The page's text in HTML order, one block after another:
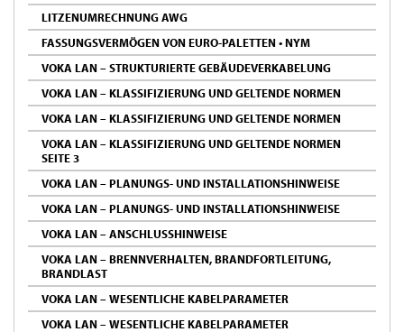
LITZENUMRECHNUNG AWG
FASSUNGSVERMÖGEN VON EURO-PALETTEN • NYM
VOKA LAN – STRUKTURIERTE GEBÄUDEVERKABELUNG
VOKA LAN – KLASSIFIZIERUNG UND GELTENDE NORMEN
VOKA LAN – KLASSIFIZIERUNG UND GELTENDE NORMEN
VOKA LAN – KLASSIFIZIERUNG UND GELTENDE NORMEN
SEITE 3
VOKA LAN – PLANUNGS- UND INSTALLATIONSHINWEISE
VOKA LAN – PLANUNGS- UND INSTALLATIONSHINWEISE
VOKA LAN – ANSCHLUSSHINWEISE
VOKA LAN – BRENNVERHALTEN, BRANDFORTLEITUNG,
BRANDLAST
VOKA LAN – WESENTLICHE KABELPARAMETER
VOKA LAN – WESENTLICHE KABELPARAMETER